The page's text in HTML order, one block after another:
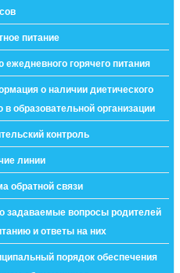
питание
горячего питания
о наличии диетического
образовательной организации
контроль
линии
обратной связи
задаваемые вопросы родителей
и ответы на них
порядок обеспечения